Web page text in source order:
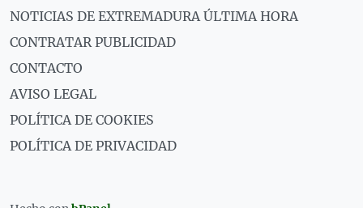
NOTICIAS DE EXTREMADURA ÚLTIMA HORA
CONTRATAR PUBLICIDAD
CONTACTO
AVISO LEGAL
POLÍTICA DE COOKIES
POLÍTICA DE PRIVACIDAD